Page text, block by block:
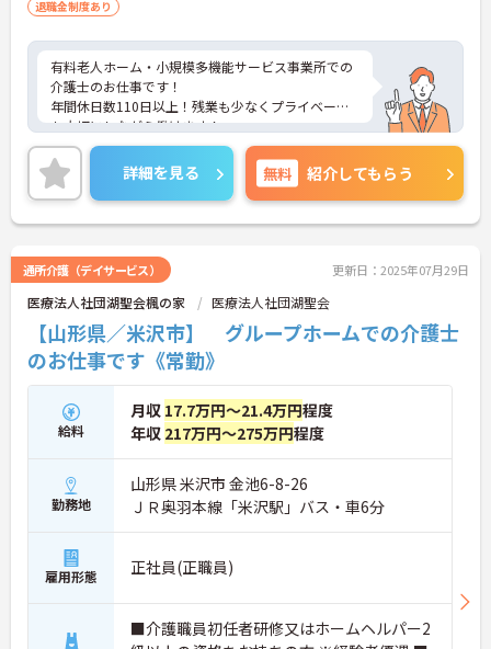
退職金制度あり
有料老人ホーム・小規模多機能サービス事業所での
介護士のお仕事です！
年間休日数110日以上！残業も少なくプライベート
も大切にしながら働けます！
ご興味ある方には、面接のポイントなど、さらに詳
細をお話致しますのでお気軽にご相談ください。
詳細を見る 無料 紹介してもらう
通所介護（デイサービス） 更新日：2025年07月29日
医療法人社団湖聖会楓の家 医療法人社団湖聖会
【山形県／米沢市】 グループホームでの介護士
のお仕事です《常勤》
給料
月収 17.7万円～21.4万円程度
年収 217万円～275万円程度
勤務地
山形県 米沢市 金池6-8-26
ＪＲ奥羽本線「米沢駅」バス・車6分
雇用形態 正社員(正職員)
■介護職員初任者研修又はホームヘルパー2